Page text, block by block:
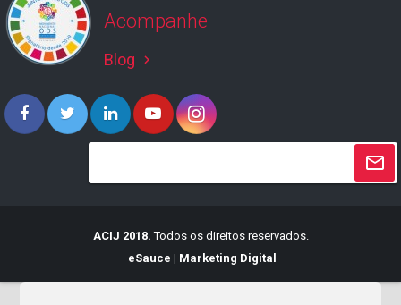
Acompanhe
Blog keyboard_arrow_right
ACIJ 2018. Todos os direitos reservados.
eSauce | Marketing Digital